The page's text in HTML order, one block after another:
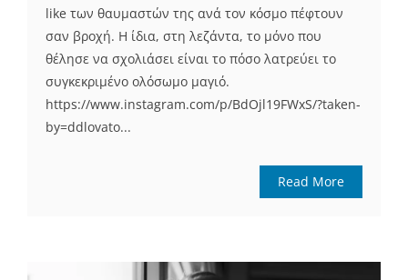
like των θαυμαστών της ανά τον κόσμο πέφτουν
σαν βροχή. Η ίδια, στη λεζάντα, το μόνο που
θέλησε να σχολιάσει είναι το πόσο λατρεύει το
συγκεκριμένο ολόσωμο μαγιό.
https://www.instagram.com/p/BdOjl19FWxS/?taken-
by=ddlovato...
Read More